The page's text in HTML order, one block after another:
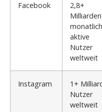
Facebook
2,8+
Milliarden
monatlich
aktive
Nutzer
weltweit
Instagram
1+
Nutzer
weltweit